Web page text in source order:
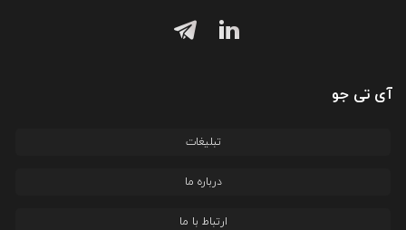
آی تی جو
تبلیغات
درباره ما
ارتباط با ما